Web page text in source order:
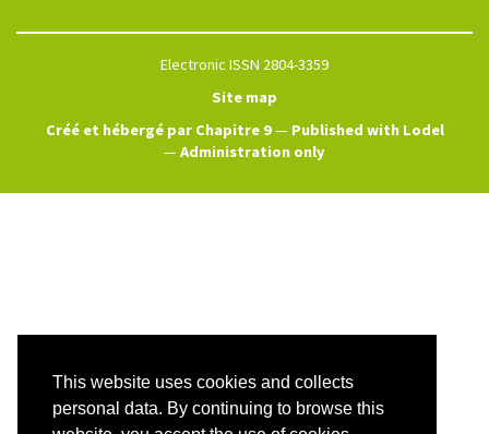
This website uses cookies and collects
personal data. By continuing to browse this
Electronic ISSN 2804-3359
Site map
Créé et hébergé par Chapitre 9— Published with Lodel
— Administration only